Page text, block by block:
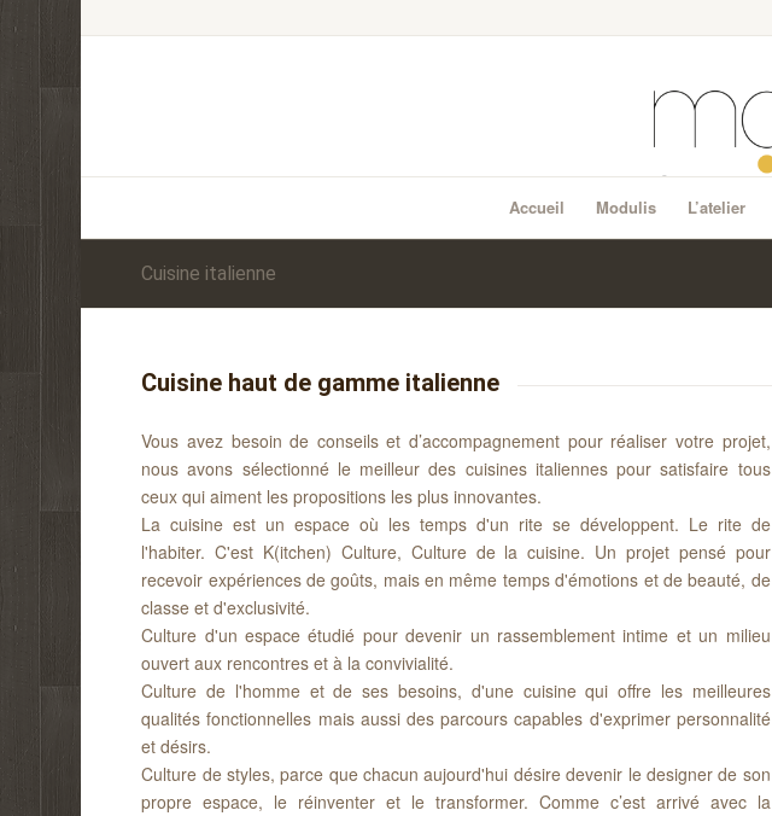
Accueil Modulis L’atelier
Cuisine italienne
Cuisine haut de gamme italienne
Vous avez besoin de conseils et d’accompagnement pour réaliser votre projet,
nous avons sélectionné le meilleur des cuisines italiennes pour satisfaire tous
ceux qui aiment les propositions les plus innovantes.
La cuisine est un espace où les temps d'un rite se développent. Le rite de
l'habiter. C'est K(itchen) Culture, Culture de la cuisine. Un projet pensé pour
recevoir expériences de goûts, mais en même temps d'émotions et de beauté, de
classe et d'exclusivité.
Culture d'un espace étudié pour devenir un rassemblement intime et un milieu
ouvert aux rencontres et à la convivialité.
Culture de l'homme et de ses besoins, d'une cuisine qui offre les meilleures
qualités fonctionnelles mais aussi des parcours capables d'exprimer personnalité
et désirs.
Culture de styles, parce que chacun aujourd'hui désire devenir le designer de son
propre espace, le réinventer et le transformer. Comme c’est arrivé avec la